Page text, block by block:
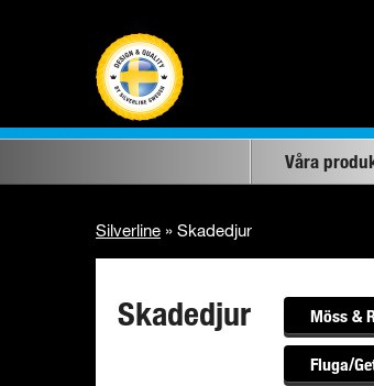
Våra
Silverline » Skadedjur
Skadedjur Möss &
Fluga/